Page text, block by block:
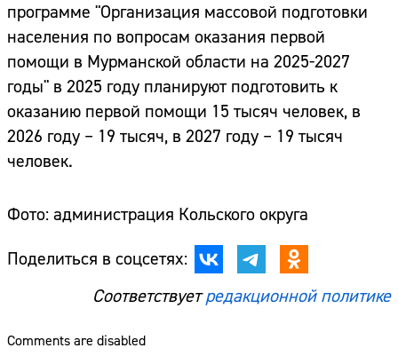
программе "Организация массовой подготовки
населения по вопросам оказания первой
помощи в Мурманской области на 2025-2027
годы" в 2025 году планируют подготовить к
оказанию первой помощи 15 тысяч человек, в
2026 году – 19 тысяч, в 2027 году – 19 тысяч
человек.
Фото: администрация Кольского округа
Поделиться в соцсетях:
Соответствуетредакционной политике
Comments are disabled